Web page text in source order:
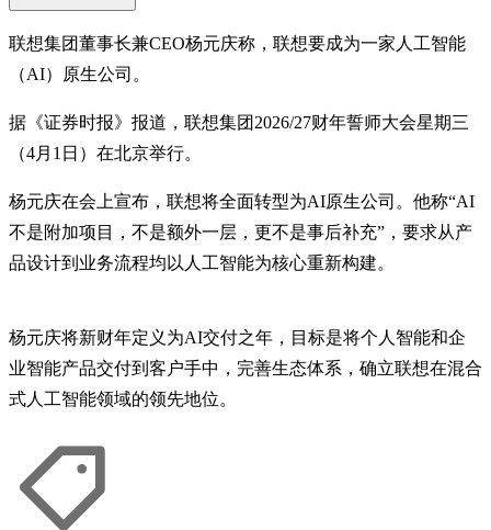
联想集团董事长兼CEO杨元庆称，联想要成为一家人工智能
（AI）原生公司。
据《证券时报》报道，联想集团2026/27财年誓师大会星期三
（4月1日）在北京举行。
杨元庆在会上宣布，联想将全面转型为AI原生公司。他称“AI
不是附加项目，不是额外一层，更不是事后补充”，要求从产
品设计到业务流程均以人工智能为核心重新构建。
杨元庆将新财年定义为AI交付之年，目标是将个人智能和企
业智能产品交付到客户手中，完善生态体系，确立联想在混合
式人工智能领域的领先地位。